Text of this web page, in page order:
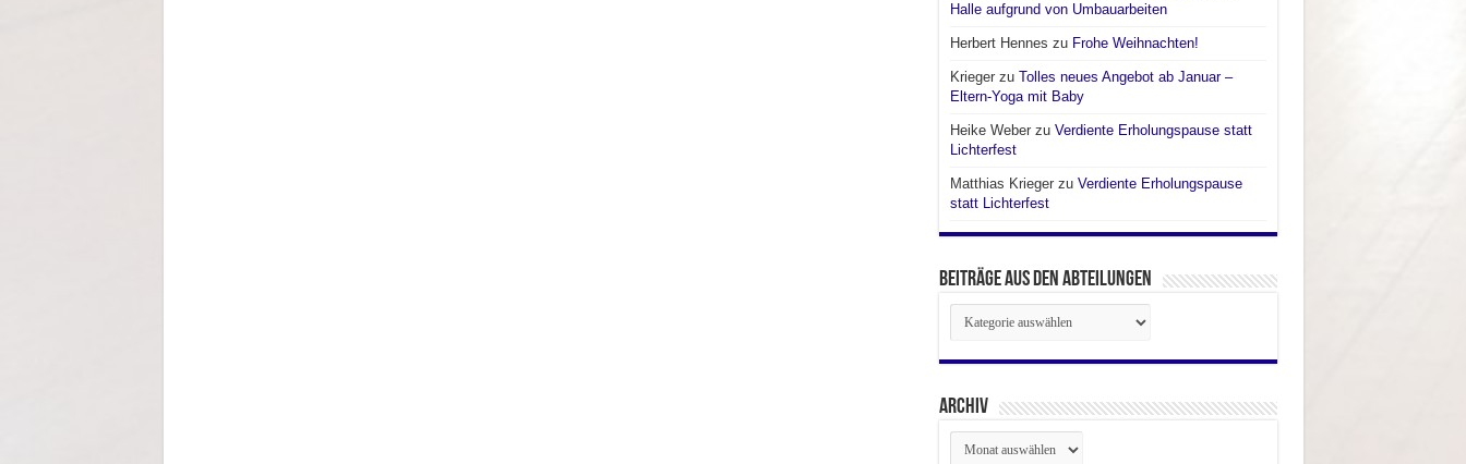
Halle aufgrund von Umbauarbeiten
Herbert Hennes zu Frohe Weihnachten!
Kriegerzu Tolles neues Angebot ab Januar –
Eltern-Yoga mit Baby
Heike Weberzu Verdiente Erholungspause statt
Lichterfest
Matthias Kriegerzu Verdiente Erholungspause
statt Lichterfest
Beiträge aus den Abteilungen
Beiträge
aus
den
Abteilungen
Archiv
Archiv